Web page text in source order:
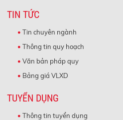
TIN TỨC
Tin chuyên ngành
Thông tin quy hoạch
Văn bản pháp quy
Bảng giá VLXD
TUYỂN DỤNG
Thông tin tuyển dụng